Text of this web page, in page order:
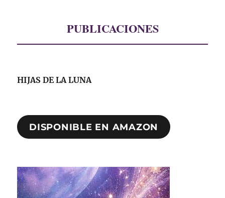
PUBLICACIONES
HIJAS DE LA LUNA
DISPONIBLE EN AMAZON